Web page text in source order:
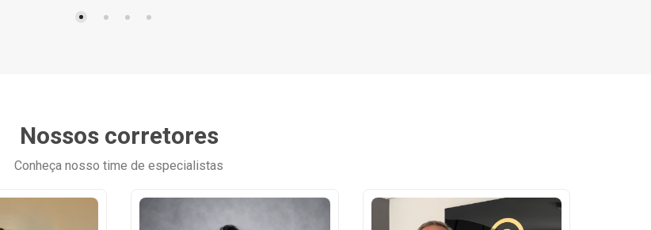
Nossos corretores
Conheça nosso time de especialistas